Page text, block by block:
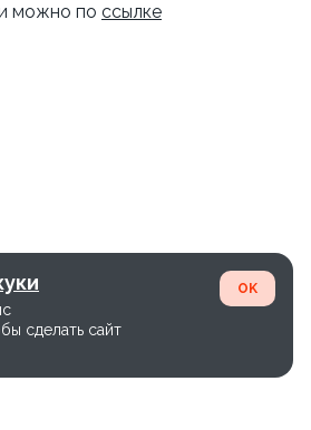
можно по ссылке
сделать сайт
OK